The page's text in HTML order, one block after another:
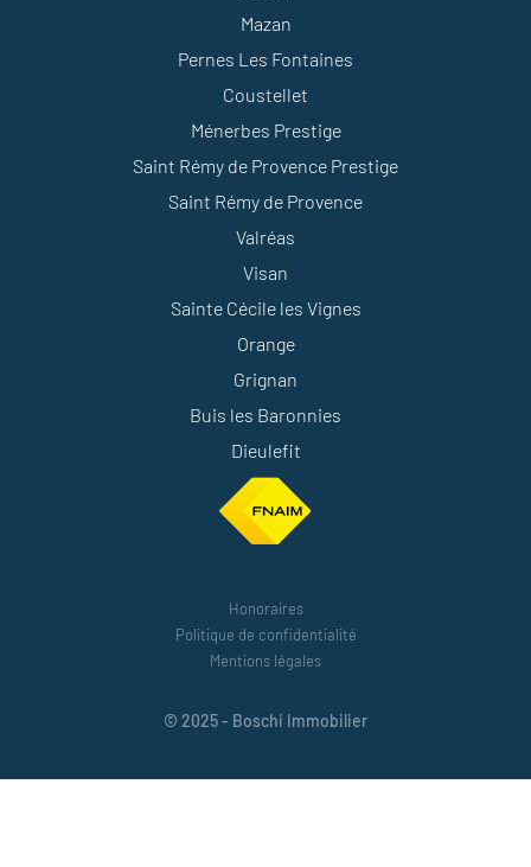
Mazan
Pernes Les Fontaines
Coustellet
Ménerbes Prestige
Saint Rémy de Provence Prestige
Saint Rémy de Provence
Valréas
Visan
Sainte Cécile les Vignes
Orange
Grignan
Buis les Baronnies
Dieulefit
Honoraires
Politique de confidentialité
Mentions légales
© 2025 - Boschi Immobilier